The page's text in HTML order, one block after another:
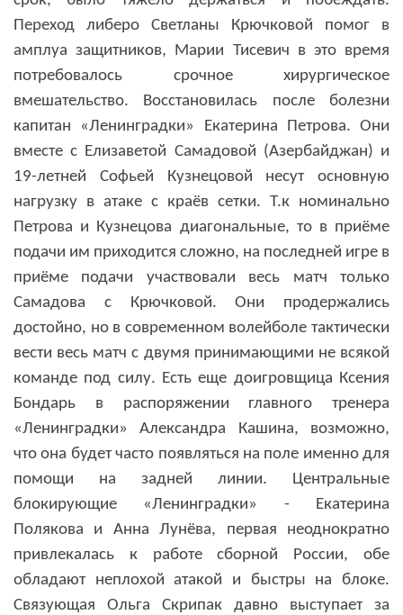
Переход либеро Светланы Крючковой помог в
амплуа защитников, Марии Тисевич в это время
потребовалось срочное хирургическое
вмешательство. Восстановилась после болезни
капитан «Ленинградки» Екатерина Петрова. Они
вместе с Елизаветой Самадовой (Азербайджан) и
19-летней Софьей Кузнецовой несут основную
нагрузку в атаке с краёв сетки. Т.к номинально
Петрова и Кузнецова диагональные, то в приёме
подачи им приходится сложно, на последней игре в
приёме подачи участвовали весь матч только
Самадова с Крючковой. Они продержались
достойно, но в современном волейболе тактически
вести весь матч с двумя принимающими не всякой
команде под силу. Есть еще доигровщица Ксения
Бондарь в распоряжении главного тренера
«Ленинградки» Александра Кашина, возможно,
что она будет часто появляться на поле именно для
помощи на задней линии. Центральные
блокирующие «Ленинградки» - Екатерина
Полякова и Анна Лунёва, первая неоднократно
привлекалась к работе сборной России, обе
обладают неплохой атакой и быстры на блоке.
Связующая Ольга Скрипак давно выступает за